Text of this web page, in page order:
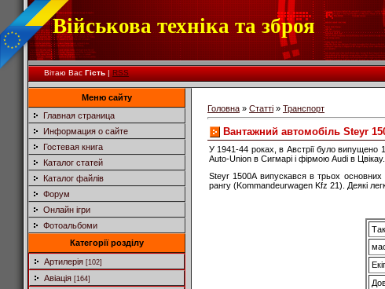
Військова техніка та зброя
Вітаю Вас Гість|RSS
Меню сайту
Главная страница
Информация о сайте
Гостевая книга
Каталог статей
Каталог файлів
Форум
Онлайн ігри
Фотоальбоми
Категорії розділу
Артилерія [102]
Авіація [164]
Головна » Статті » Транспорт
Вантажний автомобіль Steyr
У 1941-44 роках, в Австрії було випущено
Auto-Union в Сигмарі і фірмою Audi в Цвікау.
Steyr 1500A випускався в трьох основних
рангу (Kommandeurwagen Kfz 21). Деякі